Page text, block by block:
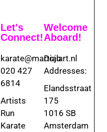
Let's
Connect!
karate@martialart.nl
020 427
6814
Artists
Run
Karate
Welcome
Aboard!
Dojo
Addresses:
Elandsstraat
175
1016 SB
Amsterdam